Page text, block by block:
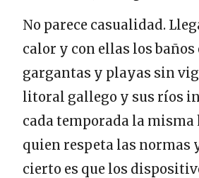
No parece casualidad.
calor y con ellas los baños
gargantas y playas sin
litoral gallego y sus ríos
cada temporada la
quien respeta las normas
cierto es que los